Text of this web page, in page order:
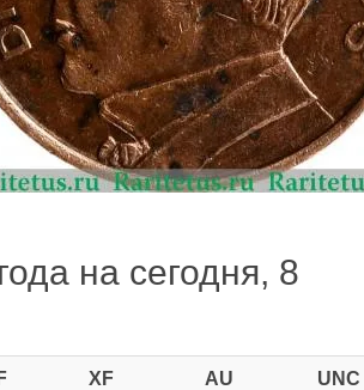
на сегодня, 8
XF AU UNC